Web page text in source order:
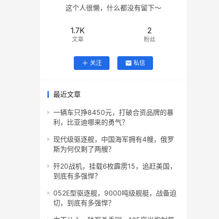
这个人很懒，什么都没有留下～
1.7K
文章
2
粉丝
关注 私信
最近文章
一辆车只挣8450元，打破合资品牌的暴
利，比亚迪哪来的勇气？
现代级驱逐舰，中国海军拥有4艘，俄罗
斯为何仅剩了两艘？
歼20战机，挂载6枚霹雳15，追赶美国，
到底有多强悍？
052E型驱逐舰，9000吨级舰艇，战备迫
切，到底有多强悍？